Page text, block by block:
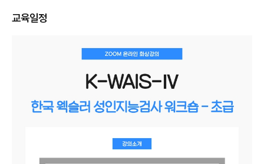
교육일정